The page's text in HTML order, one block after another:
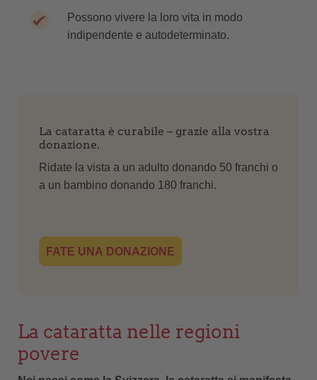
Possono vivere la loro vita in modo
indipendente e autodeterminato.
La cataratta è curabile – grazie alla vostra
donazione.
Ridate la vista a un adulto donando 50 franchi o
a un bambino donando 180 franchi.
FATE UNA DONAZIONE
La cataratta nelle regioni
povere